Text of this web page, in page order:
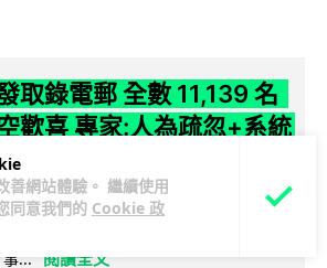
善網站體驗。 繼續使用
同意我們的 Cookie 政
取錄電郵 全數 11,139 名
歡喜 專家:人為疏忽+系統
大學聯招放榜之際，因人為疏忽向全數
錯誤發出取錄通知電郵，令大批考生一度
... 閱讀全文